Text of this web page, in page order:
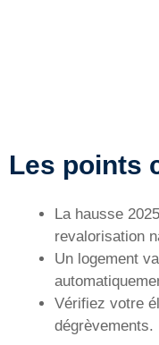
Les points
La hausse
revalorisation
Un logement
Vérifiez votre
dégrèvements.